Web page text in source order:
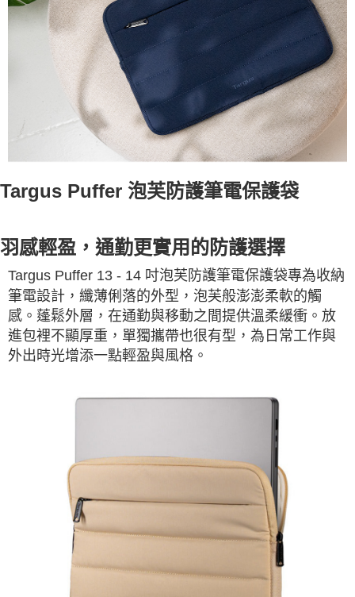
2.透過簡訊連結打開帳單後，可選擇「超商條碼／台灣大直營門市／銀行轉
帳／街口支付／iPASS MONEY」等通路繳費。
【注意事項】
1.本服務係由「台灣大哥大股份有限公司」（以下簡稱本公司）所提供，讓
用戶於交易時，得透過本服務購買商品或服務，並由商店將買賣／分期付款
買賣價金債權讓與本公司後，依約使用本公司帳單繳交帳款。
2.基於同意付款使用「大哥付你分期」之契約關係目的，商店將以您的個人
資料（包含姓名、電話或地址）提供予台灣大哥大進項蒐集、處理及利用，
由本公司與您本人進行分期帳單所需資料之確認、核對及更正。
3.完整用戶服務條款，請詳閱以下連結：https://oppay.tw/userRule
每筆NT$100，滿NT$1,500(含以上)免運費
每筆NT$80，滿NT$1,000(含以上)免運費
Targus Puffer 泡芙防護筆電保護袋
羽感輕盈，通勤更實用的防護選擇
Targus Puffer 13 - 14 吋泡芙防護筆電保護袋專為收納
筆電設計，纖薄俐落的外型，泡芙般澎澎柔軟的觸
感。蓬鬆外層，在通勤與移動之間提供溫柔緩衝。放
進包裡不顯厚重，單獨攜帶也很有型，為日常工作與
外出時光增添一點輕盈與風格。